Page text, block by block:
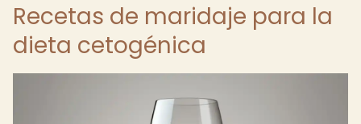
Recetas de maridaje para la
dieta cetogénica